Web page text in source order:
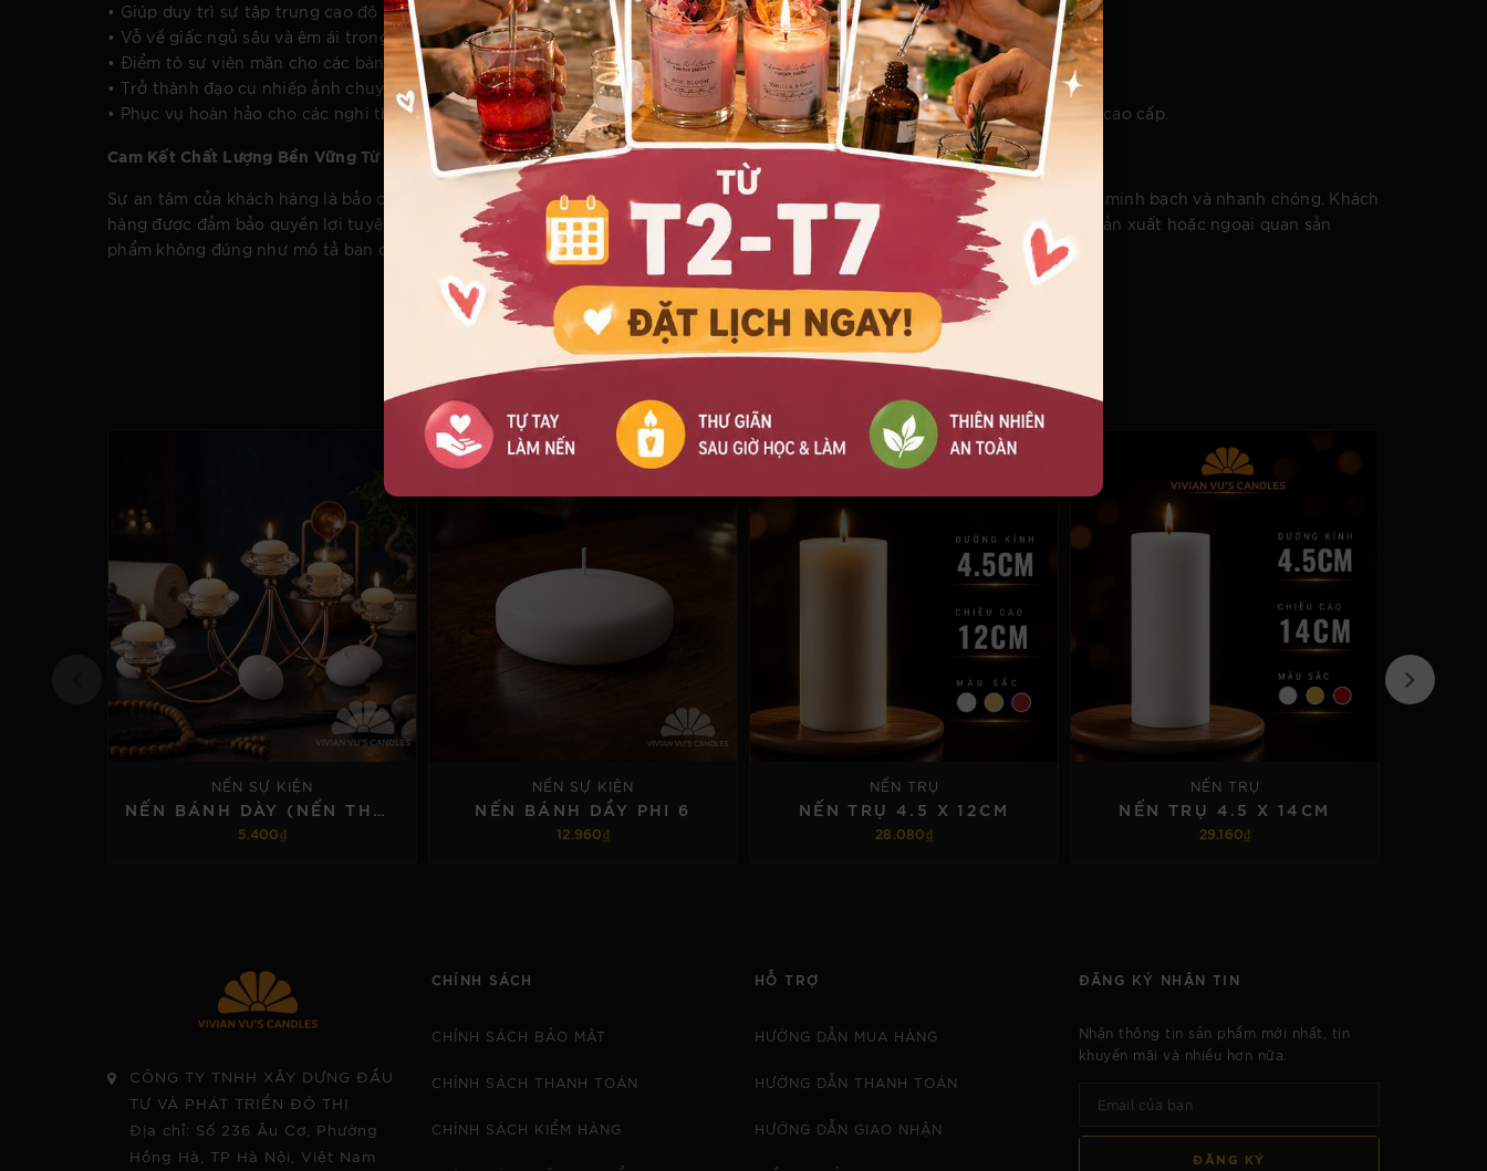
• Giúp duy trì sự tập trung cao độ khi thắp sáng trên bàn làm việc.
• Vỗ về giấc ngủ sâu và êm ái trong những đêm mưa rả rích.
• Điểm tô sự viên mãn cho các bàn tiệc cưới, tiệc đính hôn hoặc khay trà đạo.
• Trở thành đạo cụ nhiếp ảnh chuyên nghiệp hoặc quà tặng tân gia, quà tặng doanh nghiệp mang ý nghĩa hợp tác song hành.
• Phục vụ hoàn hảo cho các nghi thức làm mới không gian sống định kỳ hoặc nâng tầm trải nghiệm lưu trú tại các homestay cao cấp.
Cam Kết Chất Lượng Bền Vững Từ Thương Hiệu
Sự an tâm của khách hàng là bảo chứng cho chất lượng sản phẩm. Chính sách bảo vệ người tiêu dùng được thực thi vô cùng minh bạch và nhanh chóng. Khách
hàng được đảm bảo quyền lợi tuyệt đối bằng hình thức đổi trả một đổi một khi có bất kỳ sự cố nào liên quan đến lỗi từ nhà sản xuất hoặc ngoại quan sản
phẩm không đúng như mô tả ban đầu. Lựa chọn combo nến đôi 4x10cm là lựa chọn một lối sống tinh tế, an tâm và trọn vẹn.
SẢN PHẨM LIÊN QUAN
NẾN SỰ KIỆN
NẾN BÁNH DÀY (NẾN THẢ NƯỚC) 4 X 3 CM
5.400₫
NẾN SỰ KIỆN
NẾN BÁNH DẦY PHI 6
12.960₫
NẾN TRỤ
NẾN TRỤ 4.5 X 12CM
28.080₫
NẾN TRỤ
NẾN TRỤ 4.5 X 14CM
29.160₫
CÔNG TY TNHH XÂY DỰNG ĐẦU
TƯ VÀ PHÁT TRIỂN ĐÔ THỊ
Địa chỉ: Số 236 Âu Cơ, Phường
Hồng Hà, TP Hà Nội, Việt Nam
CHÍNH SÁCH
CHÍNH SÁCH BẢO MẬT
CHÍNH SÁCH THANH TOÁN
CHÍNH SÁCH KIỂM HÀNG
HỖ TRỢ
HƯỚNG DẪN MUA HÀNG
HƯỚNG DẪN THANH TOÁN
HƯỚNG DẪN GIAO NHẬN
ĐĂNG KÝ NHẬN TIN
Nhận thông tin sản phẩm mới nhất, tin
khuyến mãi và nhiều hơn nữa.
ĐĂNG KÝ